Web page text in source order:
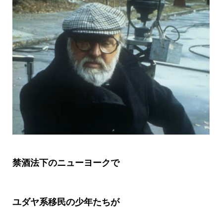
禁酒法下のニューヨークで
ユダヤ系移民の少年たちが